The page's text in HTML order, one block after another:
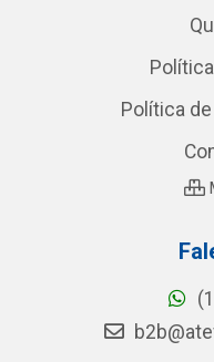
Política